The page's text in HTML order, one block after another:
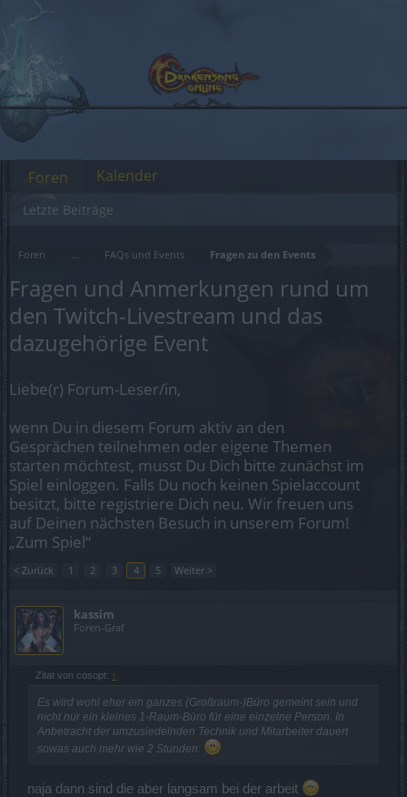
Foren ... FAQs und Events Fragen zu den Events
Fragen und Anmerkungen rund um
den Twitch-Livestream und das
dazugehörige Event
Liebe(r) Forum-Leser/in,
wenn Du in diesem Forum aktiv an den
Gesprächen teilnehmen oder eigene Themen
starten möchtest, musst Du Dich bitte zunächst im
Spiel einloggen. Falls Du noch keinen Spielaccount
besitzt, bitte registriere Dich neu. Wir freuen uns
auf Deinen nächsten Besuch in unserem Forum!
„Zum Spiel“
< Zurück 1 2 3 4 5 Weiter >
kassim
Foren-Graf
Zitat von cosopt: ↑
Es wird wohl eher ein ganzes (Großraum-)Büro gemeint sein und
nicht nur ein kleines 1-Raum-Büro für eine einzelne Person. In
Anbetracht der umzusiedelnden Technik und Mitarbeiter dauert
sowas auch mehr wie 2 Stunden.
naja dann sind die aber langsam bei der arbeit
Foren
Letzte Beiträge
Kalender